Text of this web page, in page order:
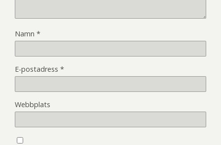
Namn *
E-postadress *
Webbplats